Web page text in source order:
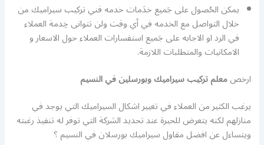
يمكن الحُصول على جَميع خدَمات خدمه فني تركيب سيراميك من
خلال التواصل مع الخدمه في أي وقت ولن تتوانى خِدمة العملاء
في الرد او الاجابه على جَميع استفسارات العملاء حول الاسعار و
الامكانيات والمتطلبات اللازمة.
ارخصمعلم تركيب سيراميك وبورسلين في النسيم
يرغب الكثير من العملاء في تغيير اشكال السيراميك التي يوجد في
منازلهم لكنه يتعرض للحيرة عند تحديد الشركة التي توفر له تنفيذ رغبته
ويتساءل عن افضل مقاول سيراميك بورسلان في النسيم ؟